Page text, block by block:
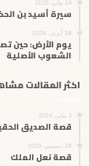
24 يناير، 2025
سيرة أسيد بن
28 أبريل، 2026
يوم الأرض: حين
الشعوب الأصلية
اكثر المقالات
3 يناير، 2024
قصة الصديق
29 ديسمبر، 2023
قصة نعل الملك